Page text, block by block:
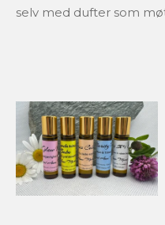
selv med dufter som